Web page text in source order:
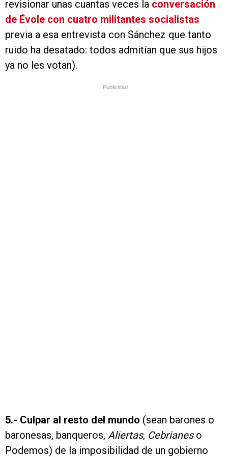
revisionar unas cuantas veces la conversación
de Évole con cuatro militantes socialistas
previa a esa entrevista con Sánchez que tanto
ruido ha desatado: todos admitían que sus hijos
ya no les votan).
Publicidad
5.- Culpar al resto del mundo (sean barones o
baronesas, banqueros, Aliertas, Cebrianeso
Podemos) de la imposibilidad de un gobierno